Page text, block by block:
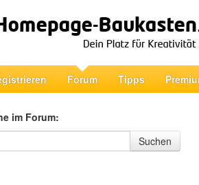
Forum Tipps
im Forum:
im Forum
Suchen